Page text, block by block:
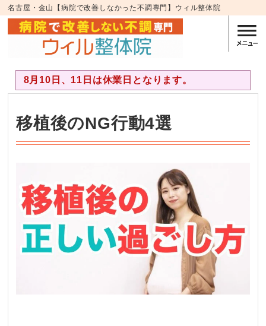
名古屋・金山【病院で改善しなかった不調専門】ウィル整体院
8月10日、11日は休業日となります。
移植後のNG行動4選